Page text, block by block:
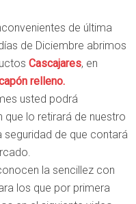
de última
de Diciembre abrimos
Cascajares, en
relleno.
usted podrá
lo retirará de nuestro
seguridad de que contará
la sencillez con
los que por primera